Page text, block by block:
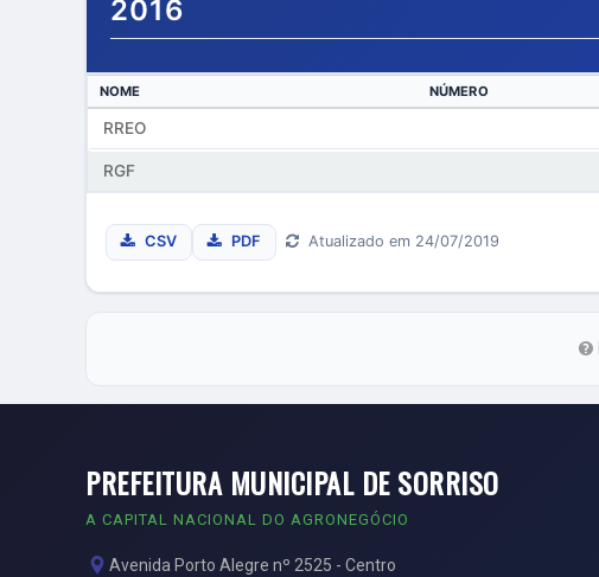
2016
NOME NÚMERO
RREO
RGF
CSV PDF Atualizado em 24/07/2019
PREFEITURA MUNICIPAL DE SORRISO
A CAPITAL NACIONAL DO AGRONEGÓCIO
Avenida Porto Alegre nº 2525 - Centro